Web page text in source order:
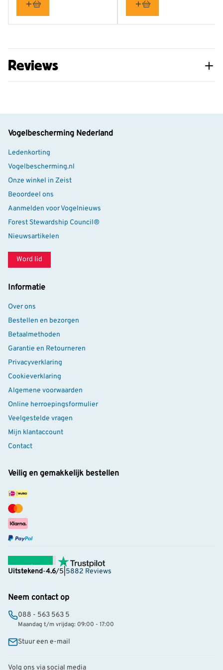
Reviews
Vogelbescherming Nederland
Ledenkorting
Vogelbescherming.nl
Onze winkel in Zeist
Beoordeel ons
Aanmelden voor Vogelnieuws
Forest Stewardship Council®
Nieuwsartikelen
Word lid
Informatie
Over ons
Bestellen en bezorgen
Betaalmethoden
Garantie en Retourneren
Privacyverklaring
Cookieverklaring
Algemene voorwaarden
Online herroepingsformulier
Veelgestelde vragen
Mijn klantaccount
Contact
Veilig en gemakkelijk bestellen
Uitstekend-4.6/5 5882 Reviews
Neem contact op
088 - 563 563 5
Maandag t/m vrijdag: 09:00 - 17:00
Stuur een e-mail
Volg ons via social media